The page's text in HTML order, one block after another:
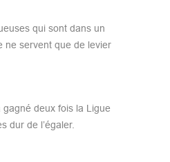
qui sont dans un
ne servent que de levier
deux fois la Ligue
dur de l’égaler.